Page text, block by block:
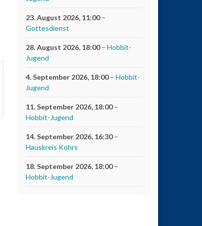
23. August 2026, 11:00–
Gottesdienst
28. August 2026, 18:00– Hobbit-
Jugend
4. September 2026, 18:00– Hobbit-
Jugend
11. September 2026, 18:00–
Hobbit-Jugend
14. September 2026, 16:30–
Hauskreis Kohrs
18. September 2026, 18:00–
Hobbit-Jugend